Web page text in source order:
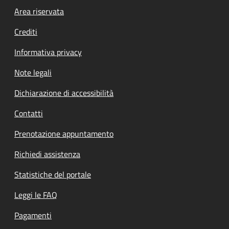
Footer menu
Area riservata
Crediti
Informativa privacy
Note legali
Dichiarazione di accessibilità
Contatti
Prenotazione appuntamento
Richiedi assistenza
Statistiche del portale
Leggi le FAQ
Pagamenti